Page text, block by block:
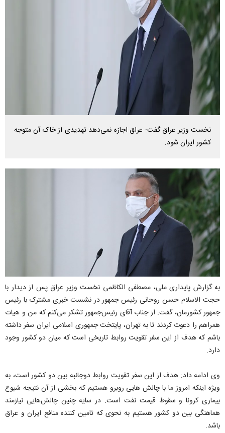
نخست وزیر عراق گفت: عراق اجازه نمی‌دهد تهدیدی از خاک آن متوجه
کشور ایران شود.
به گزارش پایداری ملی، مصطفی الکاظمی نخست وزیر عراق پس از دیدار با
حجت الاسلام حسن روحانی رئیس جمهور در نشست خبری مشترک با رئیس
جمهور کشورمان، گفت: از جناب آقای رئیس‌جمهور تشکر می‌کنم که من و هیات
همراهم را دعوت کردند تا به تهران، پایتخت جمهوری اسلامی ایران سفر داشته
باشم که هدف از این سفر تقویت روابط تاریخی است که میان دو کشور وجود
دارد.
وی ادامه داد: هدف از این سفر تقویت روابط دوجانبه بین دو کشور است، به
ویژه اینکه امروز ما با چالش هایی روبرو هستیم که بخشی از آن نتیجه شیوع
بیماری کرونا و سقوط قیمت نفت است. در سایه چنین چالش‌هایی نیازمند
هماهنگی بین دو کشور هستیم به نحوی که تامین کننده منافع ایران و عراق
باشد.